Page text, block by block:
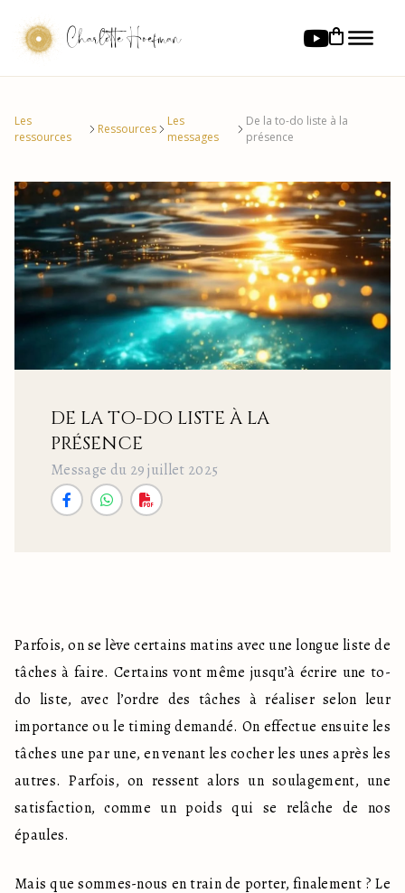
Charlotte Hoefman
Les
ressources
Ressources
Les
messages
De la to-do liste à la
présence
DE LA TO-DO LISTE À LA
PRÉSENCE
Message du 29 juillet 2025
Parfois, on se lève certains matins avec une longue liste de
tâches à faire. Certains vont même jusqu’à écrire une to-
do liste, avec l’ordre des tâches à réaliser selon leur
importance ou le timing demandé. On effectue ensuite les
tâches une par une, en venant les cocher les unes après les
autres. Parfois, on ressent alors un soulagement, une
satisfaction, comme un poids qui se relâche de nos
épaules.
Mais que sommes-nous en train de porter, finalement ? Le